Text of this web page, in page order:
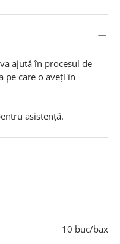
ajută în procesul de
pe care o aveți în
asistență.
10 buc/bax